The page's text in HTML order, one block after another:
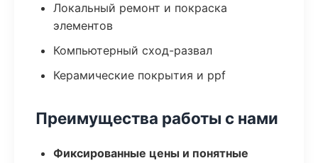
Локальный ремонт и покраска
элементов
Компьютерный сход-развал
Керамические покрытия и ppf
Преимущества работы с нами
Фиксированные цены и понятные